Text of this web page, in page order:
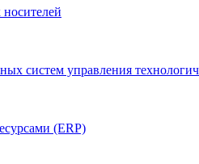
систем управления
(ERP)